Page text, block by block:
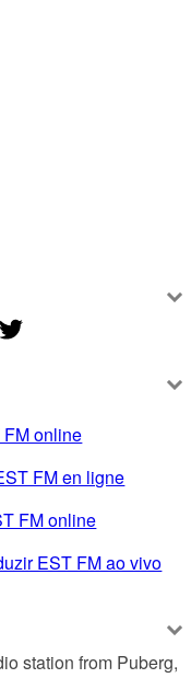
online
FM en ligne
FM online
EST FM ao vivo
station from Puberg,